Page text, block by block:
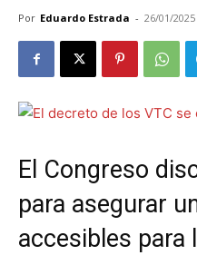
Por Eduardo Estrada - 26/01/2025
El Congreso
para asegurar
accesibles para